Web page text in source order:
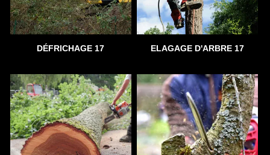
DÉFRICHAGE 17 ELAGAGE D'ARBRE 17